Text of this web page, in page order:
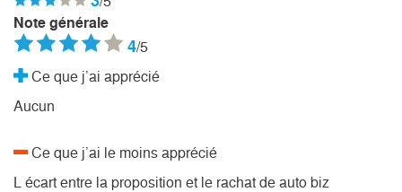
Note générale
4/5
Ce que j’ai apprécié
Aucun
Ce que j’ai le moins apprécié
L écart entre la proposition et le rachat de auto biz